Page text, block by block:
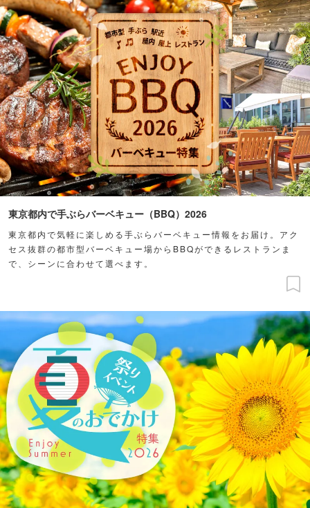
東京都内で手ぶらバーベキュー（BBQ）2026
東京都内で気軽に楽しめる手ぶらバーベキュー情報をお届け。アク
セス抜群の都市型バーベキュー場からBBQができるレストランま
で、シーンに合わせて選べます。